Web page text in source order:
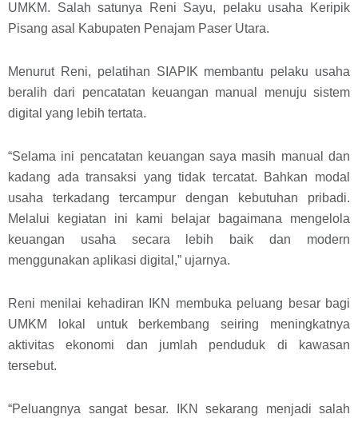
UMKM. Salah satunya Reni Sayu, pelaku usaha Keripik
Pisang asal Kabupaten Penajam Paser Utara.
Menurut Reni, pelatihan SIAPIK membantu pelaku usaha
beralih dari pencatatan keuangan manual menuju sistem
digital yang lebih tertata.
“Selama ini pencatatan keuangan saya masih manual dan
kadang ada transaksi yang tidak tercatat. Bahkan modal
usaha terkadang tercampur dengan kebutuhan pribadi.
Melalui kegiatan ini kami belajar bagaimana mengelola
keuangan usaha secara lebih baik dan modern
menggunakan aplikasi digital,” ujarnya.
Reni menilai kehadiran IKN membuka peluang besar bagi
UMKM lokal untuk berkembang seiring meningkatnya
aktivitas ekonomi dan jumlah penduduk di kawasan
tersebut.
“Peluangnya sangat besar. IKN sekarang menjadi salah